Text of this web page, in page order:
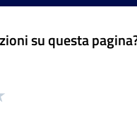
su questa